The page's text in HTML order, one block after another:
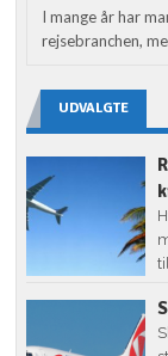
I mange år har
rejsebranchen,
UDVALGTE